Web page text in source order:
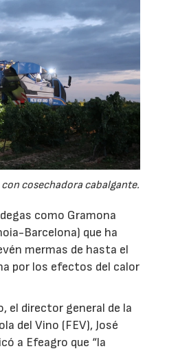
cosechadora cabalgante.
como Gramona
Barcelona) que ha
mermas de hasta el
por los efectos del calor
el director general de la
del Vino (FEV), José
a Efeagro que “la